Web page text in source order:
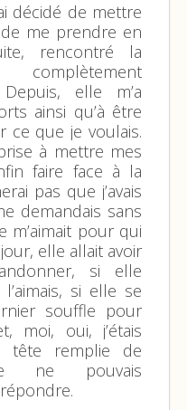
décidé de mettre
me prendre en
rencontré la
elle m’a
ainsi qu’à être
ce que je voulais.
à mettre mes
faire face à la
pas que j’avais
demandais sans
m’aimait pour qui
elle allait avoir
si elle
si elle se
souffle pour
moi, oui, j’étais
tête remplie de
ne pouvais